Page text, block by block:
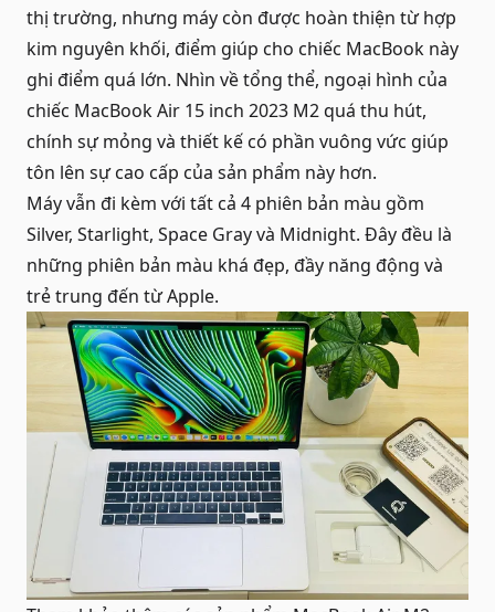
thị trường, nhưng máy còn được hoàn thiện từ hợp
kim nguyên khối, điểm giúp cho chiếc MacBook này
ghi điểm quá lớn. Nhìn về tổng thể, ngoại hình của
chiếc MacBook Air 15 inch 2023 M2 quá thu hút,
chính sự mỏng và thiết kế có phần vuông vức giúp
tôn lên sự cao cấp của sản phẩm này hơn.
Máy vẫn đi kèm với tất cả 4 phiên bản màu gồm
Silver, Starlight, Space Gray và Midnight. Đây đều là
những phiên bản màu khá đẹp, đầy năng động và
trẻ trung đến từ Apple.